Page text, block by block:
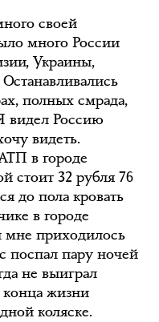
своей
много России
Украины,
полных смрада,
видел Россию
видеть.
в городе
стоит 32 рубля 76
до пола кровать
в городе
мне приходилось
поспал пару ночей
не выиграл
жизни
коляске.